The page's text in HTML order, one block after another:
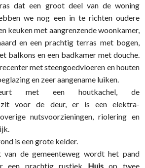
dat een groot deel van de woning
we nog een in te richten oudere
keuken met aangrenzende woonkamer,
en een prachtig terras met bogen,
balkons en een badkamer met douche.
met steengoedvloeren en houten
en zeer aangename luiken.
met een houtkachel, de
zit voor de deur, er is een elektra-
nutsvoorzieningen, riolering en
is een grote kelder.
van de gemeenteweg wordt het pand
een prachtig rustiek Huisop twee